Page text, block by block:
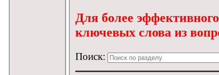
Для более
ключевых слова из
Поиск: